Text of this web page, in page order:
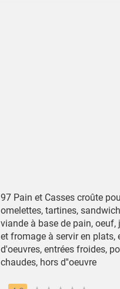
97 Pain et Casses croûte
omelettes, tartines,
viande à base de pain,
et fromage à servir en plats,
d'oeuvres, entrées froides,
chaudes, hors d''oeuvre